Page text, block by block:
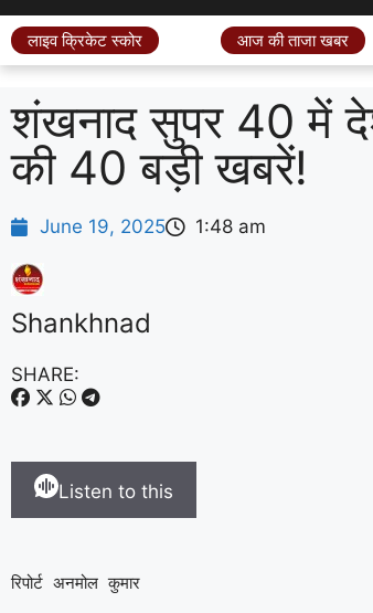
लाइव क्रिकेट स्कोर आज की ताजा खबर
शंखनाद सुपर 40 में
की 40 बड़ी खबरें!
June 19, 2025 1:48 am
Shankhnad
SHARE:
Listen to this
रिपोर्ट अनमोल कुमार